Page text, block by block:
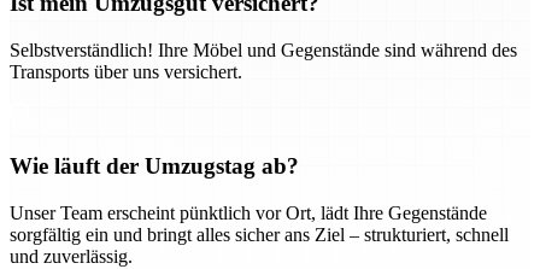
Selbstverständlich! Ihre Möbel und Gegenstände sind während des
Transports über uns versichert.
Wie läuft der Umzugstag ab?
Unser Team erscheint pünktlich vor Ort, lädt Ihre Gegenstände
sorgfältig ein und bringt alles sicher ans Ziel – strukturiert, schnell
und zuverlässig.